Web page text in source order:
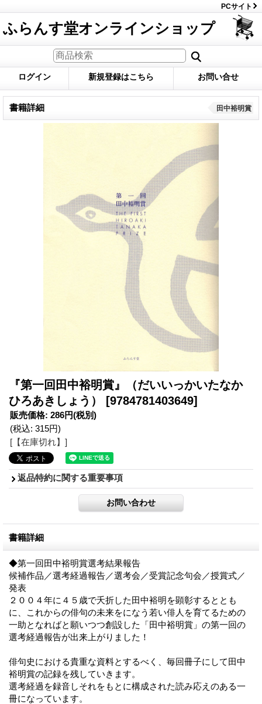
PCサイト
ふらんす堂オンラインショップ
ログイン 新規登録はこちら お問い合せ
書籍詳細 田中裕明賞
『第一回田中裕明賞』（だいいっかいたなか
ひろあきしょう）
[9784781403649]
販売価格: 286円(税別)
(税込: 315円)
[【在庫切れ】]
返品特約に関する重要事項
書籍詳細
◆第一回田中裕明賞選考結果報告
候補作品／選考経過報告／選考会／受賞記念句会／授賞式／
発表
２００４年に４５歳で夭折した田中裕明を顕彰するととも
に、これからの俳句の未来をになう若い俳人を育てるための
一助となればと願いつつ創設した「田中裕明賞」の第一回の
選考経過報告が出来上がりました！
俳句史における貴重な資料とするべく、毎回冊子にして田中
裕明賞の記録を残していきます。
選考経過を録音しそれをもとに構成された読み応えのある一
冊になっています。